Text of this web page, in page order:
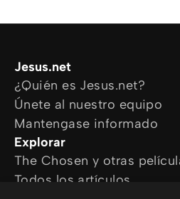
Jesus.net
¿Quién es Jesus.net?
Únete al nuestro equipo
Mantengase informado
Explorar
The Chosen y otras
Todos los artículos